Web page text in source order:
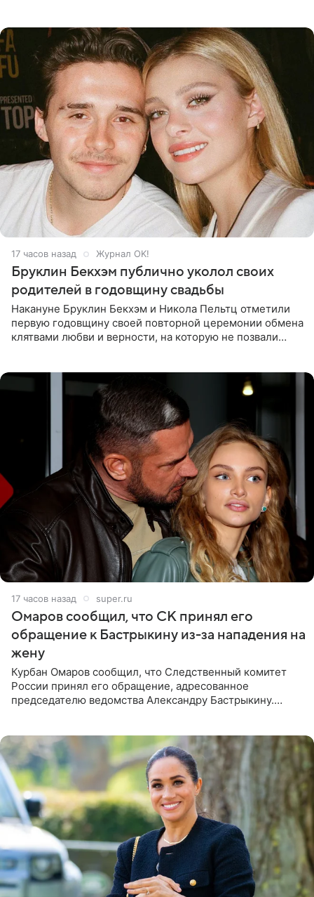
17 часов назад Журнал OK!
Бруклин Бекхэм публично уколол своих
родителей в годовщину свадьбы
Накануне Бруклин Бекхэм и Никола Пельтц отметили
первую годовщину своей повторной церемонии обмена
клятвами любви и верности, на которую не позвали
17 часов назад super.ru
Омаров сообщил, что СК принял его
обращение к Бастрыкину из-за нападения на
жену
Курбан Омаров сообщил, что Следственный комитет
России принял его обращение, адресованное
председателю ведомства Александру Бастрыкину.